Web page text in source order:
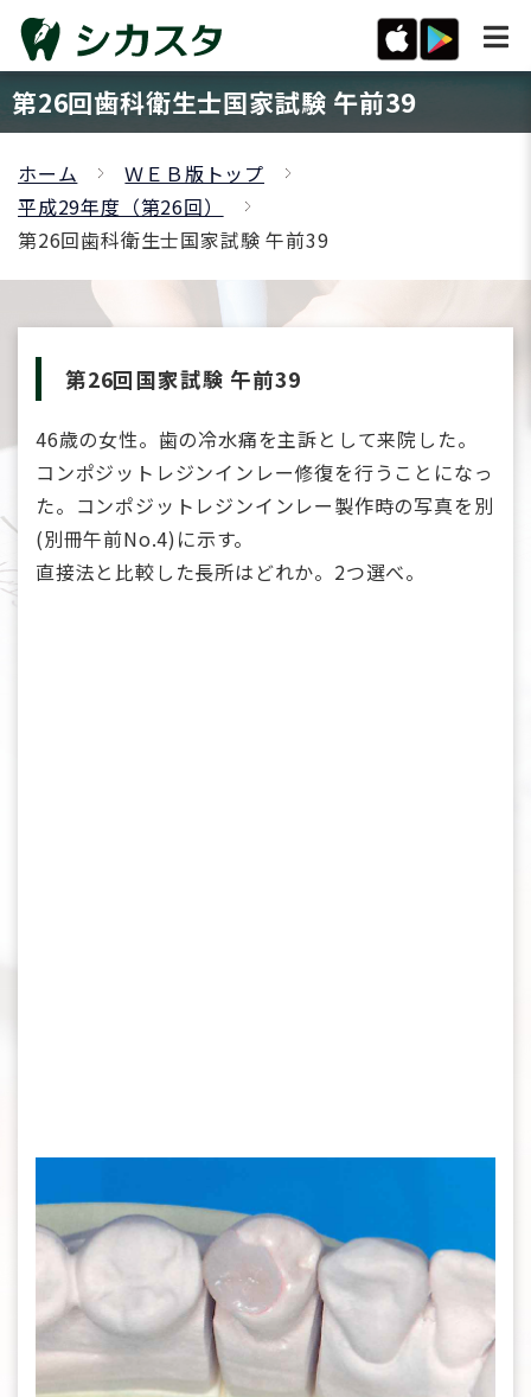
第26回歯科衛生士国家試験 午前39
ホーム
ＷＥＢ版トップ
平成29年度（第26回）
第26回歯科衛生士国家試験 午前39
第26回国家試験 午前39
46歳の女性。歯の冷水痛を主訴として来院した。
コンポジットレジンインレー修復を行うことになっ
た。コンポジットレジンインレー製作時の写真を別
(別冊午前No.4)に示す。
直接法と比較した長所はどれか。2つ選べ。